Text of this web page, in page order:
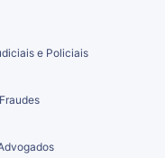
e Policiais